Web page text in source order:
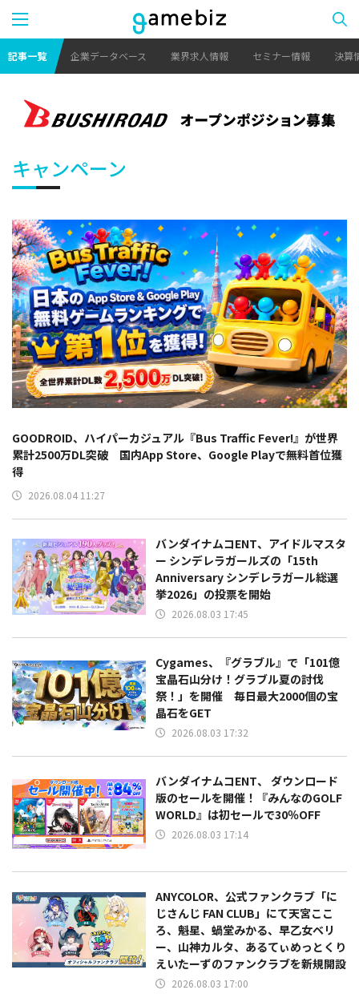
記事一覧 企業データベース 業界求人情報 セミナー情報 決算
キャンペーン
GOODROID、ハイパーカジュアル『Bus Traffic Fever!』が世界
累計2500万DL突破 国内App Store、Google Playで無料首位獲
得
2026.08.04 11:27
バンダイナムコENT、アイドルマスタ
ー シンデレラガールズの「15th
Anniversary シンデレラガール総選
挙2026」の投票を開始
2026.08.03 17:45
Cygames、『グラブル』で「101億
宝晶石山分け！グラブル夏の討伐
祭！」を開催 毎日最大2000個の宝
晶石をGET
2026.08.03 17:32
バンダイナムコENT、 ダウンロード
版のセールを開催！『みんなのGOLF
WORLD』は初セールで30％OFF
2026.08.03 17:14
ANYCOLOR、公式ファンクラブ「に
じさんじ FAN CLUB」にて天宮ここ
ろ、魁星、蝸堂みかる、早乙女ベリ
ー、山神カルタ、あるてぃめっとくり
えいたーずのファンクラブを新規開設
2026.08.03 17:00